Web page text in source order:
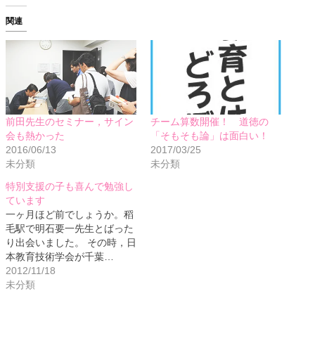
関連
前田先生のセミナー，サイン
会も熱かった
2016/06/13
未分類
チーム算数開催！ 道徳の
「そもそも論」は面白い！
2017/03/25
未分類
特別支援の子も喜んで勉強し
ています
一ヶ月ほど前でしょうか。稻
毛駅で明石要一先生とばった
り出会いました。 その時，日
本教育技術学会が千葉…
2012/11/18
未分類